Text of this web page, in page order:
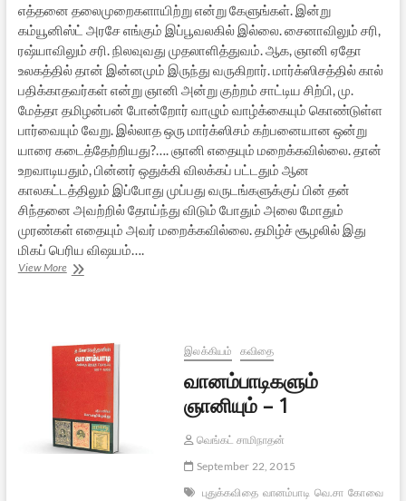
எத்தனை தலைமுறைகளாயிற்று என்று கேளுங்கள். இன்று
கம்யூனிஸ்ட் அரசே எங்கும் இப்பூவலகில் இல்லை. சைனாவிலும் சரி,
ரஷ்யாவிலும் சரி. நிலவுவது முதலாளித்துவம். ஆக, ஞானி ஏதோ
உலகத்தில் தான் இன்னமும் இருந்து வருகிறார். மார்க்ஸிசத்தில் கால்
பதிக்காதவர்கள் என்று ஞானி அன்று குற்றம் சாட்டிய சிற்பி, மு.
மேத்தா தமிழன்பன் போன்றோர் வாழும் வாழ்க்கையும் கொண்டுள்ள
பார்வையும் வேறு. இல்லாத ஒரு மார்க்ஸிசம் கற்பனையான ஒன்று
யாரை கடைத்தேற்றியது?…. ஞானி எதையும் மறைக்கவில்லை. தான்
உறவாடியதும், பின்னர் ஒதுக்கி விலக்கப் பட்டதும் ஆன
காலகட்டத்திலும் இப்போது முப்பது வருடங்களுக்குப் பின் தன்
சிந்தனை அவற்றில் தோய்ந்து விடும் போதும் அலை மோதும்
முரண்கள் எதையும் அவர் மறைக்கவில்லை. தமிழ்ச் சூழலில் இது
மிகப் பெரிய விஷயம்….
View Moreவானம்பாடிகளும்
இலக்கியம் கவிதை
வானம்பாடிகளும்
ஞானியும் – 1
வெங்கட் சாமிநாதன்
September 22, 2015
புதுக்கவிதை வானம்பாடி வெ.சா கோவை